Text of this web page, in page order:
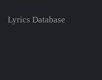
Lyrics Database